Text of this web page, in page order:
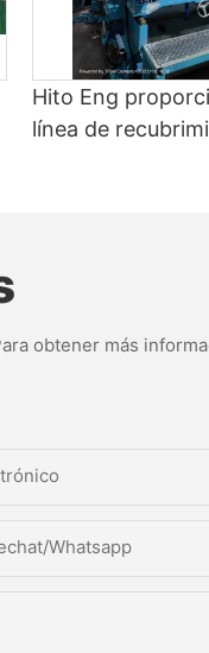
Hito Eng
línea de
obtener más
Whatsapp